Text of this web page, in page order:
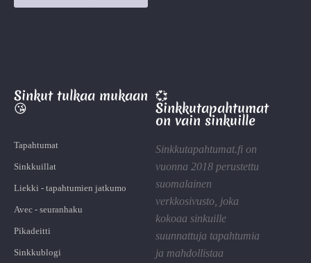
Sinkut tulkaa mukaan
😘
Tapahtumat
Sinkkuillat
Liekki - tapahtumien jatkumo
Avec - seuranhaku
Pikadeitti
Sinkkublogi
💞
Sinkkutapahtumat
on vain sinkuille
Sinkkutapahtumat.fi on
vuonna 2018 perustettu
suomalainen
verkkosivusto, joka
kokoaa sinkuille
suunnattuja tapahtumia
ja mahdollistaa